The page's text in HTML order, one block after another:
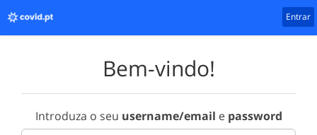
Entrar
Bem-vindo!
Introduza o seu username/email e password